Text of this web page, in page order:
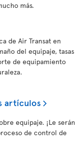
más.
de Air Transat en
del equipaje, tasas
de equipamiento
artículos
equipaje. ¡Le serán
de control de